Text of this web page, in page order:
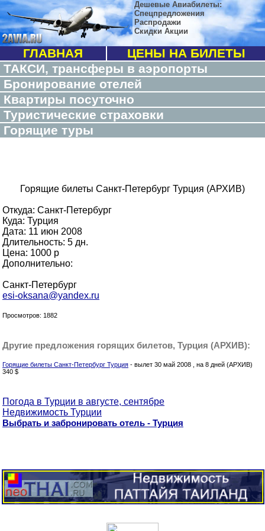
Дешевые Авиабилеты:
Спецпредложения
Распродажи
Скидки Акции
ГЛАВНАЯ
ЦЕНЫ НА БИЛЕТЫ
ТАКСИ, трансферы в аэропорты
Бронирование отелей
Квартиры посуточно
Туристические страховки
Горящие туры
Горящие билеты Санкт-Петербург Турция (АРХИВ)
Откуда: Санкт-Петербург
Куда: Турция
Дата: 11 июн 2008
Длительность: 5 дн.
Цена: 1000 p
Дополнительно:
Санкт-Петербург
esi-oksana@yandex.ru
Просмотров: 1882
Другие предложения горящих билетов, Турция (АРХИВ):
Горящие билеты Санкт-Петербург Турция - вылет 30 май 2008 , на 8 дней (АРХИВ)
340 $
Погода в Турции в августе, сентябре
Недвижимость Турции
Выбрать и забронировать отель - Турция